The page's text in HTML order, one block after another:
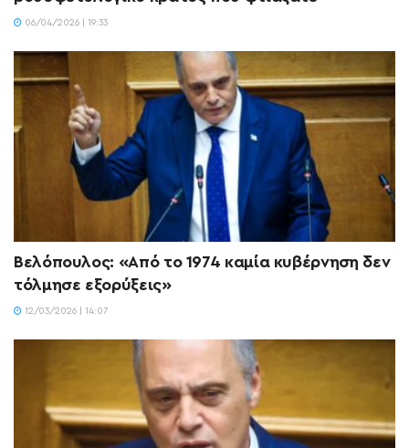
06/04/2026 | 19:33
Βελόπουλος: «Από το 1974 καμία κυβέρνηση δεν
τόλμησε εξορύξεις»
12/03/2026 | 14:07